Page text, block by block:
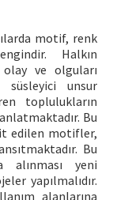
motif, renk
Halkın
olay ve olguları
süsleyici unsur
toplulukların
Bu
edilen motifler,
Bu
alınması yeni
yapılmalıdır.
alanlarına